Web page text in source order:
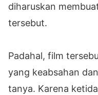
diharuskan
tersebut.
Padahal, film
yang keabsahan
tanya. Karena